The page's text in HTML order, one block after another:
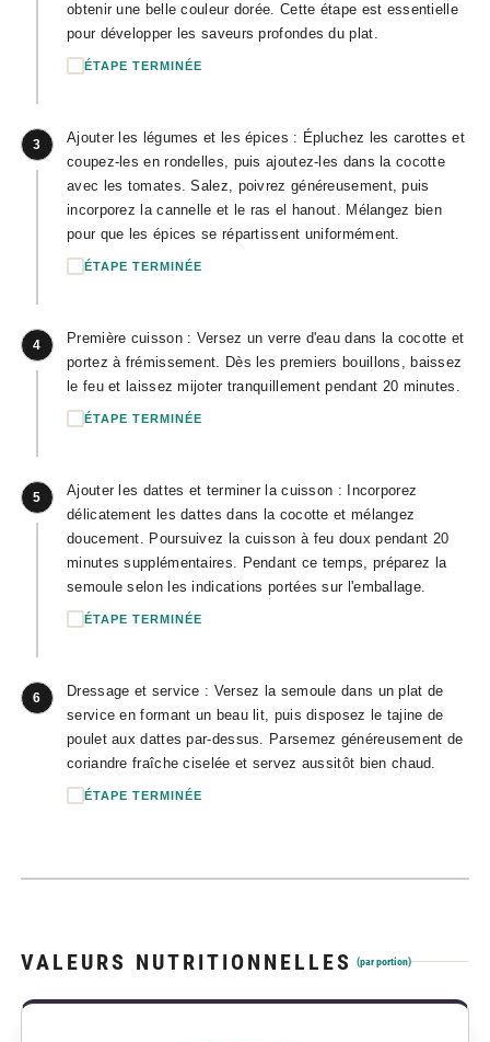
obtenir une belle couleur dorée. Cette étape est essentielle
pour développer les saveurs profondes du plat.
ÉTAPE TERMINÉE
3
Ajouter les légumes et les épices : Épluchez les carottes et
coupez-les en rondelles, puis ajoutez-les dans la cocotte
avec les tomates. Salez, poivrez généreusement, puis
incorporez la cannelle et le ras el hanout. Mélangez bien
pour que les épices se répartissent uniformément.
ÉTAPE TERMINÉE
4
Première cuisson : Versez un verre d'eau dans la cocotte et
portez à frémissement. Dès les premiers bouillons, baissez
le feu et laissez mijoter tranquillement pendant 20 minutes.
ÉTAPE TERMINÉE
5
Ajouter les dattes et terminer la cuisson : Incorporez
délicatement les dattes dans la cocotte et mélangez
doucement. Poursuivez la cuisson à feu doux pendant 20
minutes supplémentaires. Pendant ce temps, préparez la
semoule selon les indications portées sur l'emballage.
ÉTAPE TERMINÉE
6
Dressage et service : Versez la semoule dans un plat de
service en formant un beau lit, puis disposez le tajine de
poulet aux dattes par-dessus. Parsemez généreusement de
coriandre fraîche ciselée et servez aussitôt bien chaud.
ÉTAPE TERMINÉE
VALEURS NUTRITIONNELLES (par portion)